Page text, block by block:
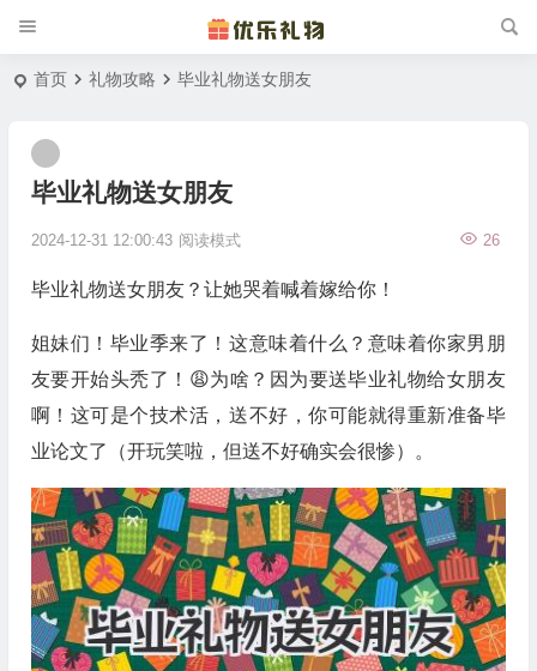
首页 礼物攻略 毕业礼物送女朋友
毕业礼物送女朋友
2024-12-31 12:00:43 26
阅读模式
毕业礼物送女朋友？让她哭着喊着嫁给你！
姐妹们！毕业季来了！这意味着什么？意味着你家男朋
友要开始头秃了！😩为啥？因为要送毕业礼物给女朋友
啊！这可是个技术活，送不好，你可能就得重新准备毕
业论文了（开玩笑啦，但送不好确实会很惨）。